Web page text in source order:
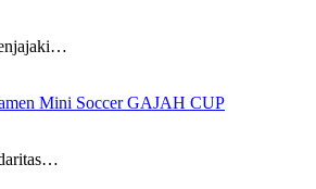
Mini Soccer GAJAH CUP